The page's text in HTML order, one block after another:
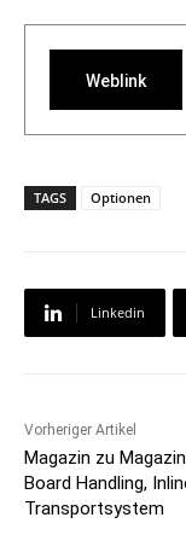
Weblink
TAGS Optionen
Linkedin
Vorheriger Artikel
Magazin zu
Board Handling,
Transportsystem